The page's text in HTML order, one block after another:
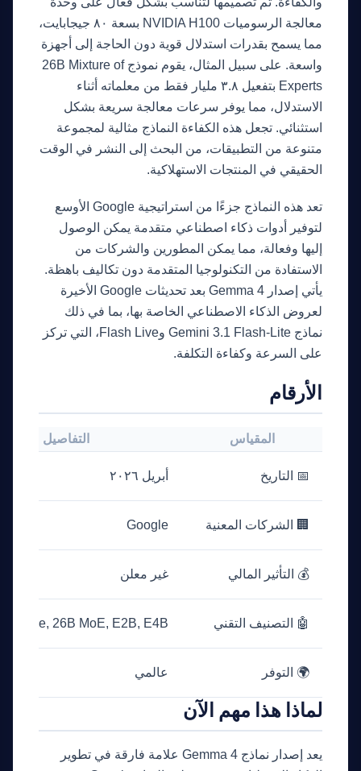
معالجة الرسوميات NVIDIA H100 بسعة ٨٠ جيجابايت،
مما يسمح بقدرات استدلال قوية دون الحاجة إلى أجهزة
واسعة. على سبيل المثال، يقوم نموذج 26B Mixture of
Experts بتفعيل ٣.٨ مليار فقط من معلماته أثناء
الاستدلال، مما يوفر سرعات معالجة سريعة بشكل
استثنائي. تجعل هذه الكفاءة النماذج مثالية لمجموعة
متنوعة من التطبيقات، من البحث إلى النشر في الوقت
الحقيقي في المنتجات الاستهلاكية.
تعد هذه النماذج جزءًا من استراتيجية Google الأوسع
لتوفير أدوات ذكاء اصطناعي متقدمة يمكن الوصول
إليها وفعالة، مما يمكن المطورين والشركات من
الاستفادة من التكنولوجيا المتقدمة دون تكاليف باهظة.
يأتي إصدار Gemma 4 بعد تحديثات Google الأخيرة
لعروض الذكاء الاصطناعي الخاصة بها، بما في ذلك
نماذج Gemini 3.1 Flash-Lite وFlash Live، التي تركز
على السرعة وكفاءة التكلفة.
الأرقام
المقياس التفاصيل
📅 التاريخ أبريل ٢٠٢٦
🏢 الشركات المعنية Google
💰 التأثير المالي غير معلن
🤖 التصنيف التقني Dense, 26B MoE, E2B, E4B
🌍 التوفر عالمي
لماذا هذا مهم الآن
يعد إصدار نماذج Gemma 4 علامة فارقة في تطوير